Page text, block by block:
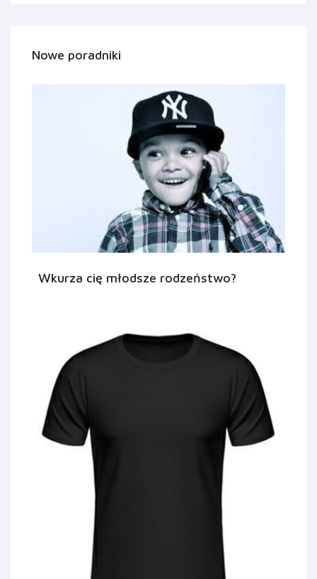
Nowe poradniki
Wkurza cię młodsze rodzeństwo?